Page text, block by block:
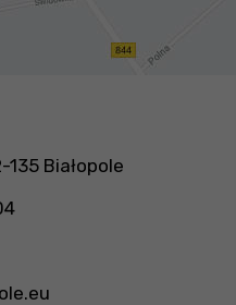
135 Białopole